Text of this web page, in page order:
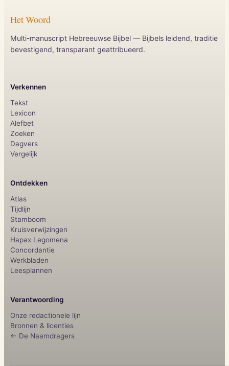
Het Woord
Multi-manuscript Hebreeuwse Bijbel — Bijbels leidend, traditie
bevestigend, transparant geattribueerd.
Verkennen
Tekst
Lexicon
Alefbet
Zoeken
Dagvers
Vergelijk
Ontdekken
Atlas
Tijdlijn
Stamboom
Kruisverwijzingen
Hapax Legomena
Concordantie
Werkbladen
Leesplannen
Verantwoording
Onze redactionele lijn
Bronnen & licenties
← De Naamdragers